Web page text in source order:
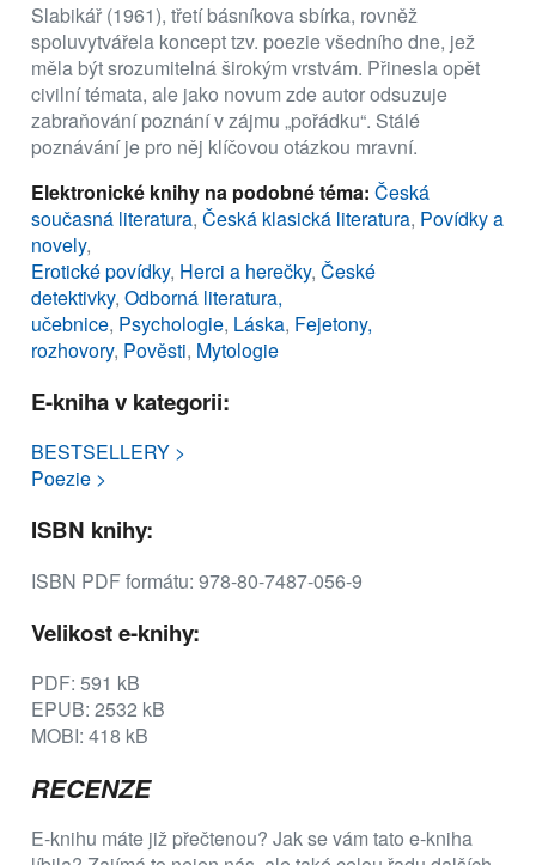
Slabikář (1961), třetí básníkova sbírka, rovněž
spoluvytvářela koncept tzv. poezie všedního dne, jež
měla být srozumitelná širokým vrstvám. Přinesla opět
civilní témata, ale jako novum zde autor odsuzuje
zabraňování poznání v zájmu „pořádku“. Stálé
poznávání je pro něj klíčovou otázkou mravní.
Elektronické knihy na podobné téma: Česká
současná literatura, Česká klasická literatura, Povídky a
novely,
Erotické povídky, Herci a herečky, České
detektivky, Odborná literatura,
učebnice, Psychologie, Láska, Fejetony,
rozhovory, Pověsti, Mytologie
E-kniha v kategorii:
BESTSELLERY >
Poezie >
ISBN knihy:
ISBN PDF formátu: 978-80-7487-056-9
Velikost e-knihy:
PDF: 591 kB
EPUB: 2532 kB
MOBI: 418 kB
RECENZE
E-knihu máte již přečtenou? Jak se vám tato e-kniha